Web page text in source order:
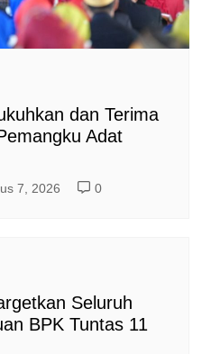
dan Terima
Adat
7, 2026 0
Seluruh
BPK Tuntas 11